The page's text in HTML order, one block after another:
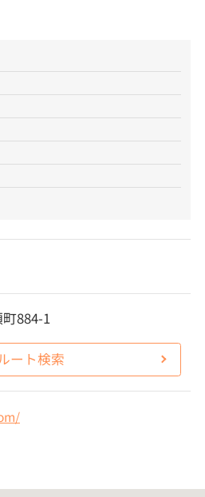
884-1
ート検索